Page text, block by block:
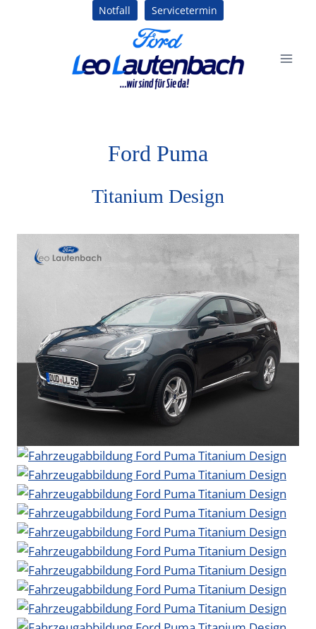
Notfall Servicetermin
Ford Puma
Titanium Design